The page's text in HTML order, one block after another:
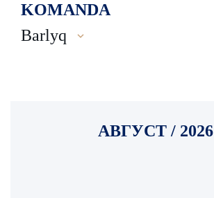
KOMANDA
Barlyq
АВГУСТ / 2026